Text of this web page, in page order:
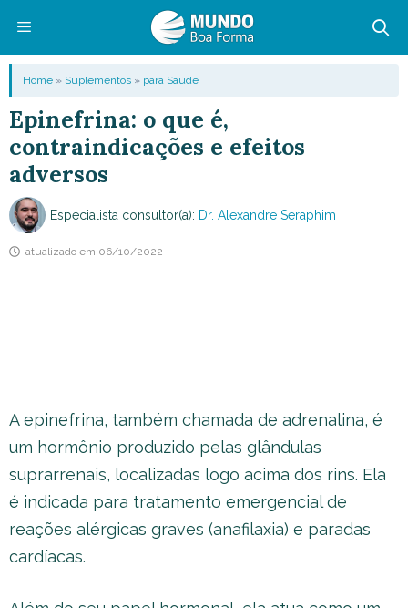
conteúdo
Menu
Home » Suplementos » para Saúde
Epinefrina: o que é,
contraindicações e efeitos
adversos
Especialista consultor(a): Dr. Alexandre Seraphim
atualizado em 06/10/2022
A epinefrina, também chamada de adrenalina, é
um hormônio produzido pelas glândulas
suprarrenais, localizadas logo acima dos rins. Ela
é indicada para tratamento emergencial de
reações alérgicas graves (anafilaxia) e paradas
cardíacas.